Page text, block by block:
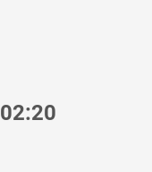
02:20